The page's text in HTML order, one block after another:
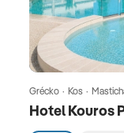
Hotel Kouros
Grécko · Kos ·